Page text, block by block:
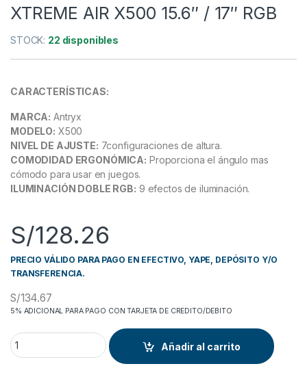
XTREME AIR X500 15.6″ / 17″ RGB
STOCK: 22 disponibles
CARACTERÍSTICAS:
MARCA: Antryx
MODELO: X500
NIVEL DE AJUSTE: 7configuraciones de altura.
COMODIDAD ERGONÓMICA: Proporciona el ángulo mas
cómodo para usar en juegos.
ILUMINACIÓN DOBLE RGB: 9 efectos de iluminación.
S/128.26
PRECIO VÁLIDO PARA PAGO EN EFECTIVO, YAPE, DEPÓSITO Y/O
TRANSFERENCIA.
S/134.67
5% ADICIONAL PARA PAGO CON TARJETA DE CREDITO/DEBITO
COOLER PARA LAPTOP ANTRYX XTREME AIR
Añadir al carrito